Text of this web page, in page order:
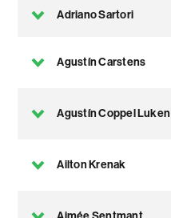
Adriano Sartori
Agustín Carstens
Agustín Coppel Luken
Ailton Krenak